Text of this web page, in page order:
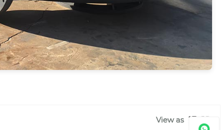
View as